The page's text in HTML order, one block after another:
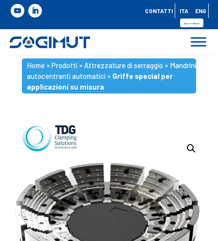
CONTATTI ITA ENG
Home» Prodotti» Attrezzature di serraggio » Mandrini
autocentranti automatici» Griffe special per
applicazioni su misura